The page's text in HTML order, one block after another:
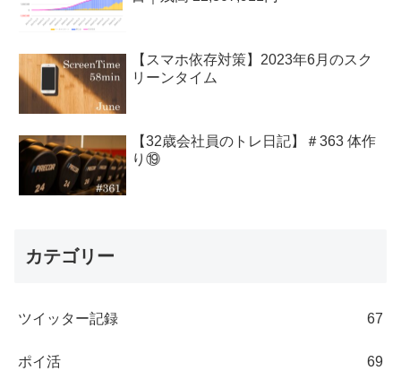
【スマホ依存対策】2023年6月のスク
リーンタイム
【32歳会社員のトレ日記】＃363 体作
り⑲
カテゴリー
ツイッター記録 67
ポイ活 69